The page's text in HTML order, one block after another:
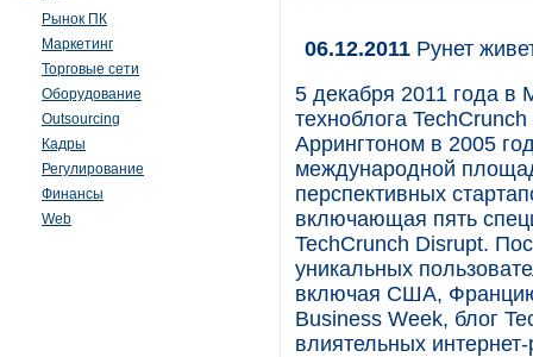
Рынок ПК
Маркетинг
Торговые сети
Оборудование
Outsourcing
Кадры
Регулирование
Финансы
Web
06.12.2011 Рунет
5 декабря 2011 года в
техноблога
Аррингтоном в 2005
международной
перспективных
включающая пять
TechCrunch Disrupt.
уникальных
включая США,
Business Week, блог
влиятельных